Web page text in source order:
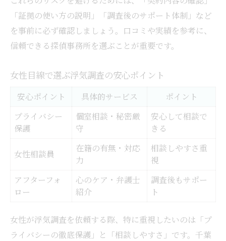
「証拠の使い方の説明」「調査後のサポート体制」など
を事前に必ず確認しましょう。口コミや実績を参考に、
信頼できる探偵事務所を選ぶことが重要です。
女性目線で選ぶ浮気調査の安心ポイント
安心ポイント 具体的サービス
ポイント
プライバシー
保護
個室相談・秘密厳
守
安心して相談で
きる
女性相談員
在籍の有無・対応
力
相談しやすさ重
視
アフターフォ
ロー
心のケア・弁護士
紹介
調査後もサポー
ト
女性が浮気調査を依頼する際、特に重視したいのは「プ
ライバシーの徹底保護」と「相談しやすさ」です。千葉